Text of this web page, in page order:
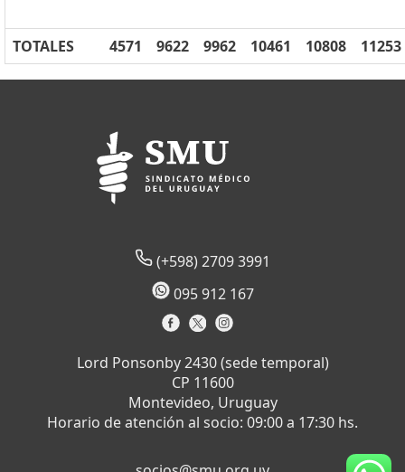
TOTALES 4571 9622 9962 10461 10808 11253
(+598) 2709 3991
095 912 167
Lord Ponsonby 2430 (sede temporal)
CP 11600
Montevideo, Uruguay
Horario de atención al socio: 09:00 a 17:30 hs.